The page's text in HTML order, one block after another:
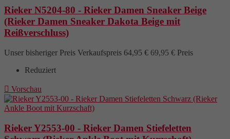
Rieker N5204-80 - Rieker Damen Sneaker Beige
(Rieker Damen Sneaker Dakota Beige mit
Reißverschluss)
Unser bisheriger Preis Verkaufspreis 64,95 € 69,95 € Preis
Reduziert
 Vorschau
Rieker Y2553-00 - Rieker Damen Stiefeletten